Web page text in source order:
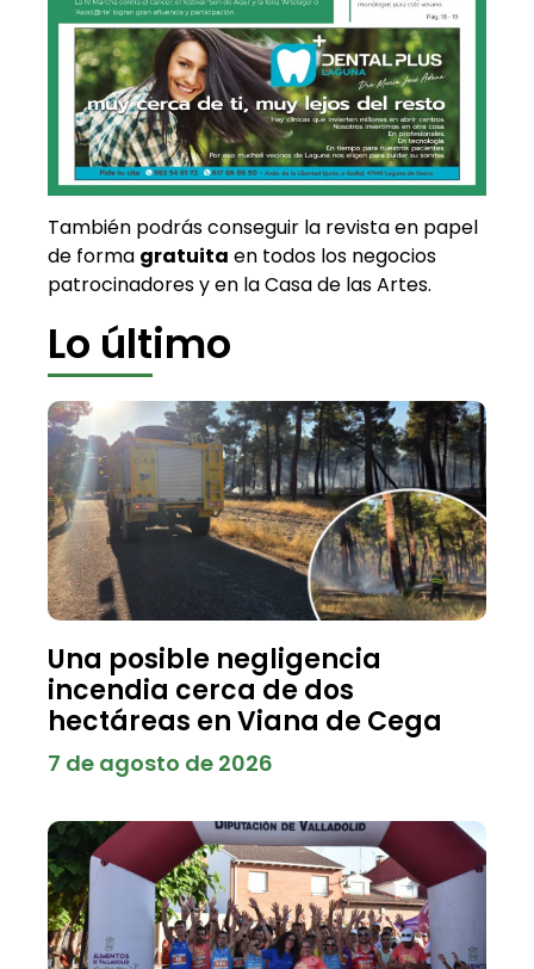
También podrás conseguir la revista en papel
de forma gratuita en todos los negocios
patrocinadores y en la Casa de las Artes.
Lo último
Una posible negligencia
incendia cerca de dos
hectáreas en Viana de Cega
7 de agosto de 2026